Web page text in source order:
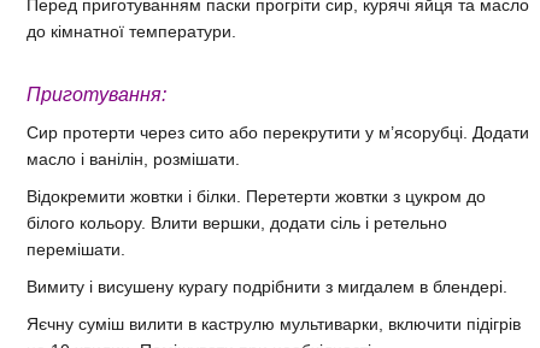
Перед приготуванням паски прогріти сир, курячі яйця та масло
до кімнатної температури.
Приготування:
Сир протерти через сито або перекрутити у м’ясорубці. Додати
масло і ванілін, розмішати.
Відокремити жовтки і білки. Перетерти жовтки з цукром до
білого кольору. Влити вершки, додати сіль і ретельно
перемішати.
Вимиту і висушену курагу подрібнити з мигдалем в блендері.
Яєчну суміш вилити в каструлю мультиварки, включити підігрів